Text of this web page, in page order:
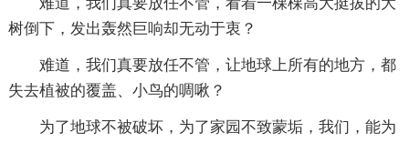
树倒下，发出轰然巨响却无动于衷？
难道，我们真要放任不管，让地球上所有的地方，都
失去植被的覆盖、小鸟的啁啾？
为了地球不被破坏，为了家园不致蒙垢，我们，能为